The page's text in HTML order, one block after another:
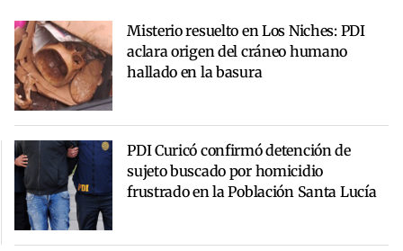
Misterio resuelto en Los Niches: PDI
aclara origen del cráneo humano
hallado en la basura
PDI Curicó confirmó detención de
sujeto buscado por homicidio
frustrado en la Población Santa Lucía